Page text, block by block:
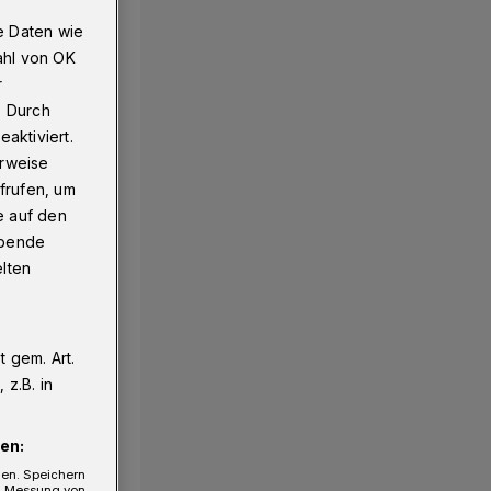
Daten wie
von OK
Durch
um
auf den
gem. Art.
z.B. in
Speichern